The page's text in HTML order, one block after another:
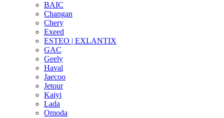
BAIC
Changan
Chery
Exeed
ESTEO | EXLANTIX
GAC
Geely
Haval
Jaecoo
Jetour
Kaiyi
Lada
Omoda